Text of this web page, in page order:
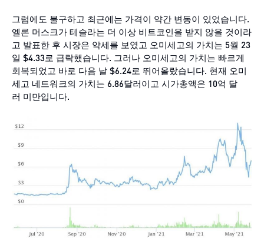
그럼에도 불구하고 최근에는 가격이 약간 변동이 있었습니다.
엘론 머스크가 테슬라는 더 이상 비트코인을 받지 않을 것이라
고 발표한 후 시장은 약세를 보였고 오미세고의 가치는 5월 23
일 $4.33로 급락했습니다. 그러나 오미세고의 가치는 빠르게
회복되었고 바로 다음 날 $6.24로 뛰어올랐습니다. 현재 오미
세고 네트워크의 가치는 6.86달러이고 시가총액은 10억 달
러 미만입니다.